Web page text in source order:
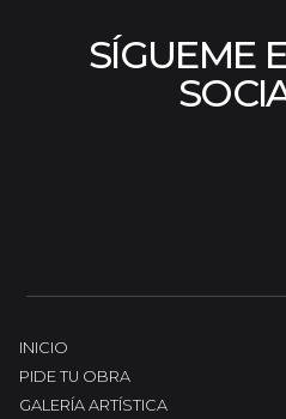
SÍGUEME
INICIO
PIDE TU OBRA
GALERÍA ARTÍSTICA